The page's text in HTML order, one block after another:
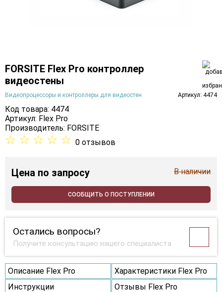
FORSITE Flex Pro контроллер
видеостены
Видеопроцессоры и контроллеры для видеостен Артикул: 4474
Код товара: 4474
Артикул: Flex Pro
Производитель: FORSITE
☆ ☆ ☆ ☆ ☆ 0 отзывов
Цена по запросу В наличии
СООБЩИТЬ О ПОСТУПЛЕНИИ
Остались вопросы?
Получите консультацию нашего специалиста
Описание Flex Pro
Характеристики Flex Pro
Инструкции
Отзывы Flex Pro